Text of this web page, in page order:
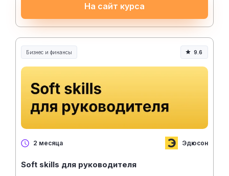
На сайт курса
Бизнес и финансы 9.6
2 месяца Эдюсон
Soft skills для руководителя